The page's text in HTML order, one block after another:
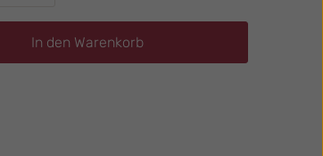
Wert ein oder
In den Warenkorb